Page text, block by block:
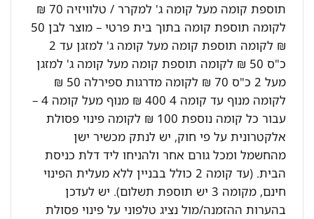
תוספת קומה מעל קומה ג' למקרר / טלוויזיה 70 ₪
לקומה תוספת קומה בתוך בית פרטי – מוצר לבן 50
₪ לקומה תוספת קומה מעל קומה ג' למזגן עד 2
כ"ס 50 ₪ לקומה תוספת קומה מעל קומה ג' למזגן
מעל 2 כ"ס 70 ₪ לקומה מדרגות ספירלה 50 ₪
לקומה מנוף עד קומה 4 400 ₪ מנוף מעל קומה 4 –
עבור כל קומה נוספת 100 ₪ לקומה פינוי פסולת
אלקטרונית על פי חוק, יש לנתק מכשיר ישן
מהחשמל ומכל גורם אחר ולהניחו ליד דלת כניסת
הבית. (עד קומה 2 כולל בבניין ללא מעלית הפינוי
חינם, מקומה 3 יש תוספת תשלום). יש לעדכן
בהערות ההזמנה/מול נציג טלפוני על פינוי פסולת